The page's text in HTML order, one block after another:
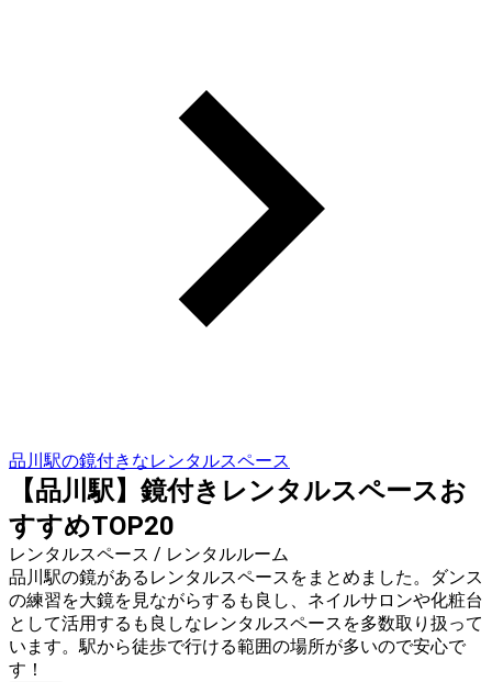
品川駅の鏡付きなレンタルスペース
【品川駅】鏡付きレンタルスペースお
すすめTOP20
レンタルスペース / レンタルルーム
品川駅の鏡があるレンタルスペースをまとめました。ダンス
の練習を大鏡を見ながらするも良し、ネイルサロンや化粧台
として活用するも良しなレンタルスペースを多数取り扱って
います。駅から徒歩で行ける範囲の場所が多いので安心で
す！